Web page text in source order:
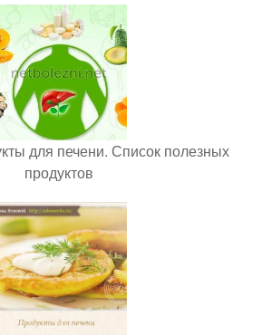
для печени. Список полезных
продуктов